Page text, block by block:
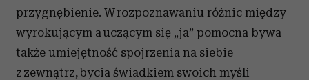
przygnębienie. W rozpoznawaniu różnic między
wyrokującym a uczącym się „ja” pomocna bywa
także umiejętność spojrzenia na siebie
z zewnątrz, bycia świadkiem swoich myśli